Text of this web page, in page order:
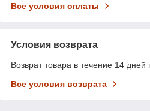
Все условия оплаты
Условия возврата
Возврат товара в течение 14 дней
Все условия возврата